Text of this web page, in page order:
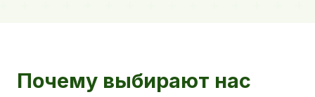
Почему выбирают нас